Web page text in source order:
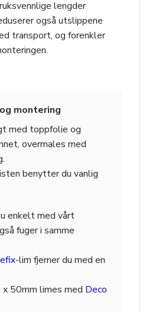
lengder
også utslippene
transport, og forenkler
montering
med toppfolie og
overmales med
benytter du vanlig
enkelt med vårt
fuger i samme
-lim fjerner du med en
50mm limes med Deco